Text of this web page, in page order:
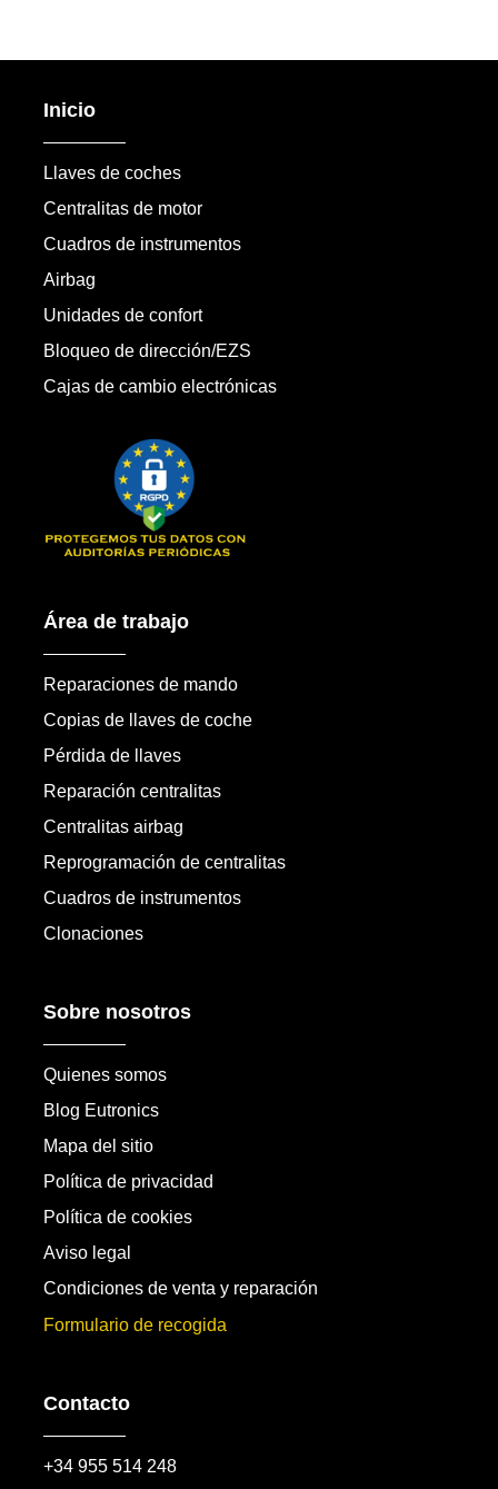
Inicio
Llaves de coches
Centralitas de motor
Cuadros de instrumentos
Airbag
Unidades de confort
Bloqueo de dirección/EZS
Cajas de cambio electrónicas
Área de trabajo
Reparaciones de mando
Copias de llaves de coche
Pérdida de llaves
Reparación centralitas
Centralitas airbag
Reprogramación de centralitas
Cuadros de instrumentos
Clonaciones
Sobre nosotros
Quienes somos
Blog Eutronics
Mapa del sitio
Política de privacidad
Política de cookies
Aviso legal
Condiciones de venta y reparación
Formulario de recogida
Contacto
+34 955 514 248